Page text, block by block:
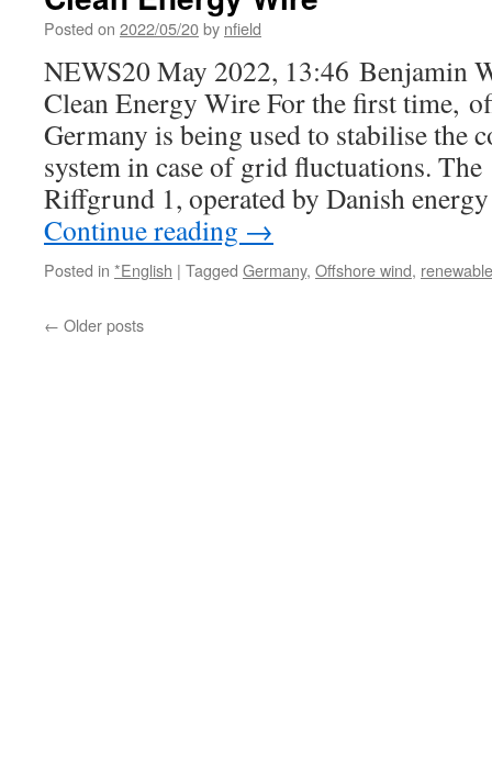
Posted on 2022/05/20by nfield
NEWS20 May 2022, 13:46 Benjamin
Clean Energy Wire For the first time,
Germany is being used to stabilise the
system in case of grid fluctuations.
Riffgrund 1, operated by Danish
Continue reading →
Posted in *English | Tagged Germany, Offshore wind,
← Older posts